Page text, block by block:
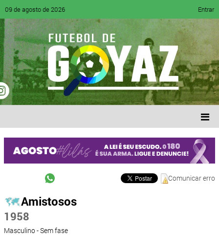
09 de agosto de 2026 Entrar
Comunicar erro
Amistosos
1958
Masculino - Sem fase